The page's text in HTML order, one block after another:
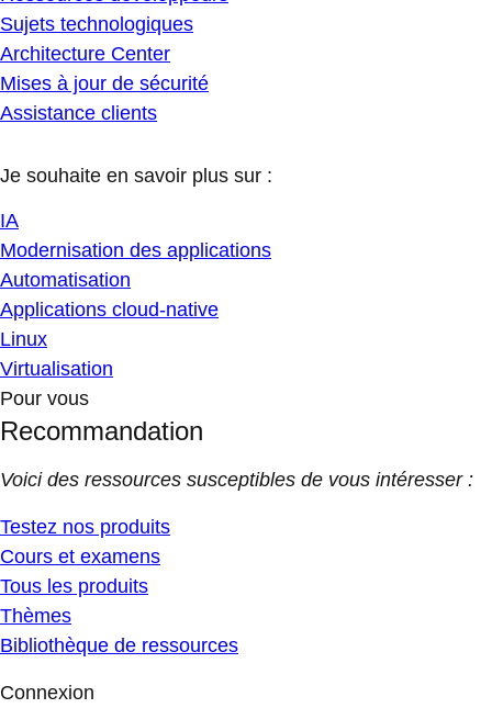
Sujets technologiques
Architecture Center
Mises à jour de sécurité
Assistance clients
Je souhaite en savoir plus sur :
IA
Modernisation des applications
Automatisation
Applications cloud-native
Linux
Virtualisation
Pour vous
Recommandation
Voici des ressources susceptibles de vous intéresser :
Testez nos produits
Cours et examens
Tous les produits
Thèmes
Bibliothèque de ressources
Connexion